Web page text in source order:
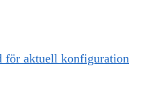
för aktuell konfiguration